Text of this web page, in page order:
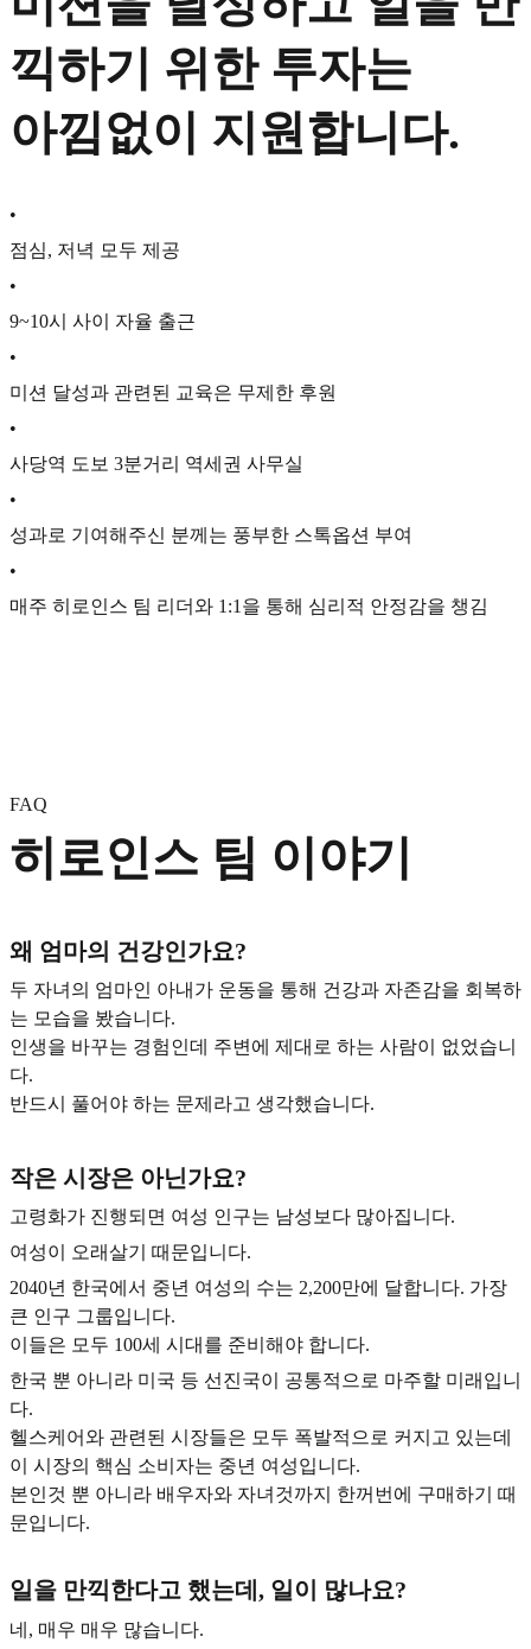
끽하기 위한 투자는
아낌없이 지원합니다.
•
점심, 저녁 모두 제공
•
9~10시 사이 자율 출근
•
미션 달성과 관련된 교육은 무제한 후원
•
사당역 도보 3분거리 역세권 사무실
•
성과로 기여해주신 분께는 풍부한 스톡옵션 부여
•
매주 히로인스 팀 리더와 1:1을 통해 심리적 안정감을 챙김
FAQ
히로인스 팀 이야기
왜 엄마의 건강인가요?
두 자녀의 엄마인 아내가 운동을 통해 건강과 자존감을 회복하
는 모습을 봤습니다.
인생을 바꾸는 경험인데 주변에 제대로 하는 사람이 없었습니
다.
반드시 풀어야 하는 문제라고 생각했습니다.
작은 시장은 아닌가요?
고령화가 진행되면 여성 인구는 남성보다 많아집니다.
여성이 오래살기 때문입니다.
2040년 한국에서 중년 여성의 수는 2,200만에 달합니다. 가장
큰 인구 그룹입니다.
이들은 모두 100세 시대를 준비해야 합니다.
한국 뿐 아니라 미국 등 선진국이 공통적으로 마주할 미래입니
다.
헬스케어와 관련된 시장들은 모두 폭발적으로 커지고 있는데
이 시장의 핵심 소비자는 중년 여성입니다.
본인것 뿐 아니라 배우자와 자녀것까지 한꺼번에 구매하기 때
문입니다.
일을 만끽한다고 했는데, 일이 많나요?
네, 매우 매우 많습니다.